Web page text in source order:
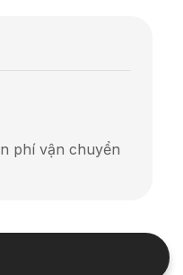
phí vận chuyển